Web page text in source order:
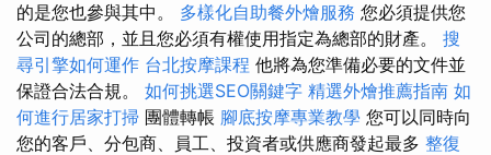
的是您也參與其中。 多樣化自助餐外燴服務 您必須提供您
公司的總部，並且您必須有權使用指定為總部的財產。 搜
尋引擎如何運作 台北按摩課程 他將為您準備必要的文件並
保證合法合規。 如何挑選SEO關鍵字 精選外燴推薦指南 如
何進行居家打掃 團體轉帳 腳底按摩專業教學 您可以同時向
您的客戶、分包商、員工、投資者或供應商發起最多 整復